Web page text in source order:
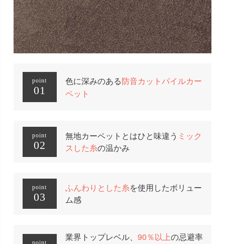
point
01
色に深みのある防音カットパイルカー
ペット
point
02
無地カーペットとはひと味違う ミック
スした糸の温かみ
point
03
ふんわりとした糸を使用したボリュー
ム感
point 業界トップレベル、90％以上の忌避率